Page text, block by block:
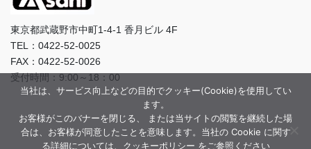
東京都武蔵野市中町1-4-1 香月ビル 4F
TEL：0422-52-0025
FAX：0422-52-0026
受付時間：9:00～18：00
当社は、サービス向上などの目的でクッキー(Cookie)を使用してい
ます。
お客様がこのバナーを閉じる、 または当サイトの閲覧を継続した場
合は、お客様が同意したことを意味します。当社の Cookie に関す
る詳細については、クッキーポリシー をご参照ください